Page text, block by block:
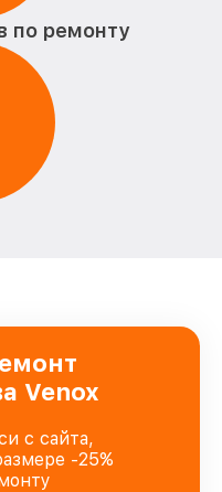
по ремонту
Venox
с сайта,
-25%